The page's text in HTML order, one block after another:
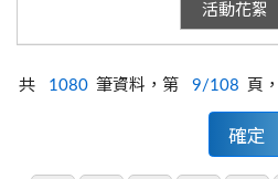
活動花絮
共 1080 筆資料，第 9/108 頁，